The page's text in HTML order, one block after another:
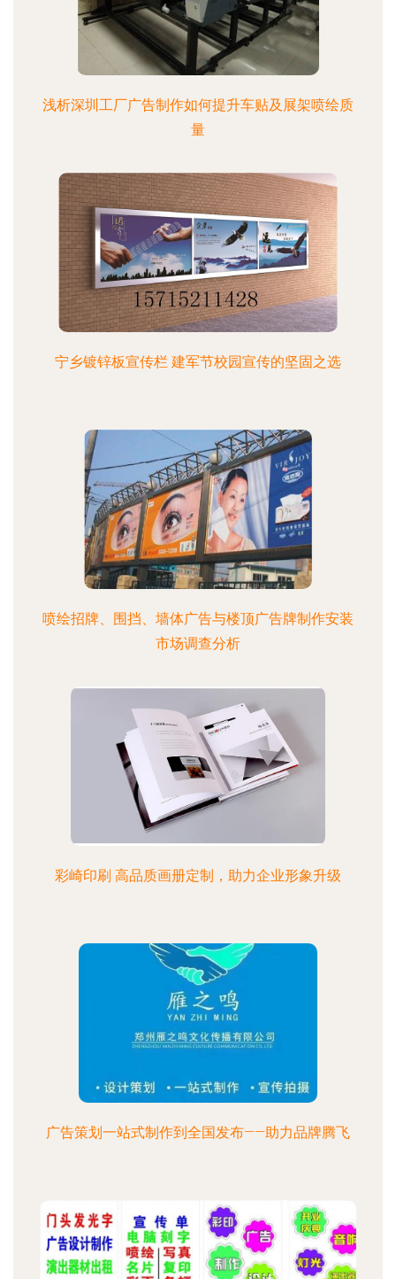
浅析深圳工厂广告制作如何提升车贴及展架喷绘质
量
宁乡镀锌板宣传栏 建军节校园宣传的坚固之选
喷绘招牌、围挡、墙体广告与楼顶广告牌制作安装
市场调查分析
彩崎印刷 高品质画册定制，助力企业形象升级
广告策划一站式制作到全国发布——助力品牌腾飞